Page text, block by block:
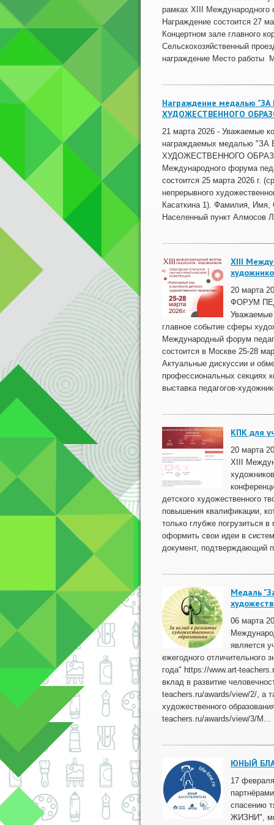
рамках XIII Международного
Награждение состоится 27
Концертном зале главного
Сельскохозяйственный
награждение Место
Награждение медалью
ХУДОЖЕСТВЕННОГО
21 марта 2026 - Уважаемые
награждаемых медалью
ХУДОЖЕСТВЕННОГО
Международного форума
состоится 25 марта 2026 г.
непрерывного
Касаткина 1). Фамилия, Имя,
Населенный пункт Алмосов
XIII
20 марта
ФОРУМ
Уважаемые
главное событие сферы
Международный форум
состоится в Москве 25-28
Актуальные дискуссии и
профессиональных секциях
выставка педагогов-
КПК для
20 марта
XIII
детского художественного
повышения квалификации,
только глубже погрузиться
оформить свои идеи в
документ, подтверждающий
Медаль
06 марта
является
ежегодного отличительного
года" https://www.art-
вклад в развитие
teachers.ru/awards/view/2/, а
художественного
teachers.ru/awards/view/3/​ М...
ЮНЫЙ
17
спасению
ЖИЗНИ", мы